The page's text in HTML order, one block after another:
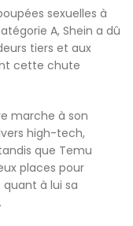
sexuelles à
A, Shein a dû
tiers et aux
cette chute
marche à son
high-tech,
que Temu
places pour
à lui sa